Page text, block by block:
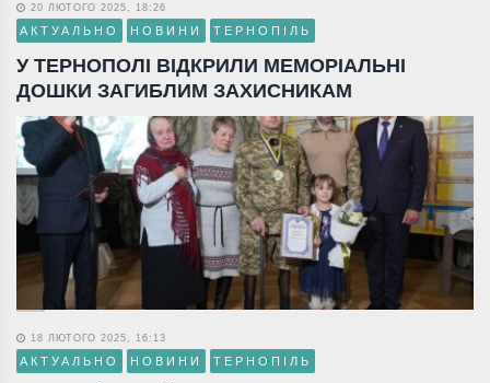
20 ЛЮТОГО 2025, 18:26
АКТУАЛЬНО НОВИНИ ТЕРНОПІЛЬ
У ТЕРНОПОЛІ ВІДКРИЛИ МЕМОРІАЛЬНІ
ДОШКИ ЗАГИБЛИМ ЗАХИСНИКАМ
18 ЛЮТОГО 2025, 16:13
АКТУАЛЬНО НОВИНИ ТЕРНОПІЛЬ